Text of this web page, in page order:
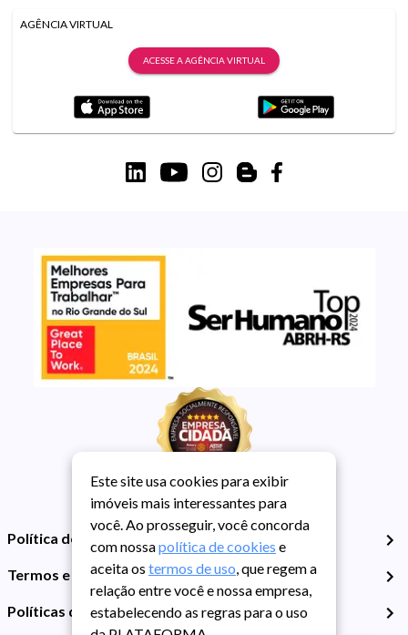
AGÊNCIA VIRTUAL
ACESSE A AGÊNCIA VIRTUAL
Política de Privacidade
Termos e Condições de Uso
Políticas de Cookies
Este site usa cookies para exibir
imóveis mais interessantes para
você. Ao prosseguir, você concorda
com nossapolítica de cookies e
aceita os termos de uso, que regem a
relação entre você e nossa empresa,
estabelecendo as regras para o uso